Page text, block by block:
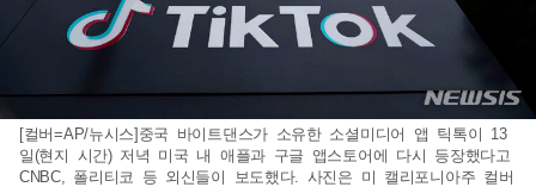
[컬버=AP/뉴시스] 중국 바이트댄스가 소유한 소셜미디어 앱 틱톡이 13
일(현지 시간) 저녁 미국 내 애플과 구글 앱스토어에 다시 등장했다고
CNBC, 폴리티코 등 외신들이 보도했다. 사진은 미 캘리포니아주 컬버